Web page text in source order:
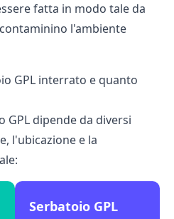
fatta in modo tale da
l'ambiente
GPL interrato e quanto
GPL dipende da diversi
l'ubicazione e la
Serbatoio GPL